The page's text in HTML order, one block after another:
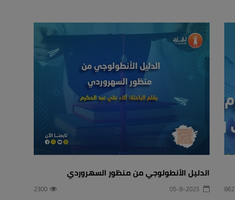
862
الدليل الأنطولوجي من منظور السهروردي
2300